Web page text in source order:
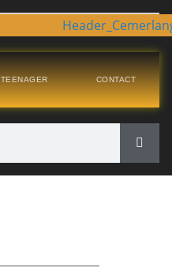
TEENAGER CONTACT